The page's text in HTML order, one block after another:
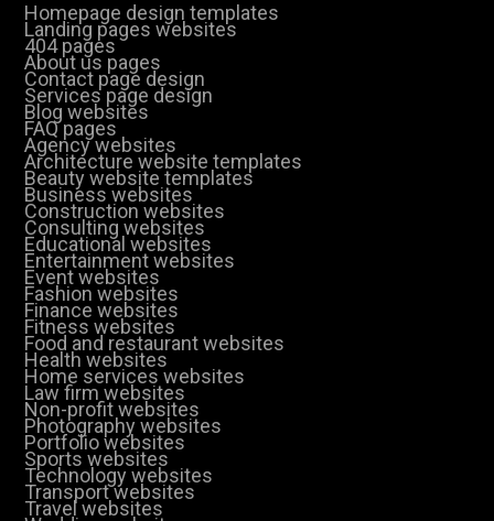
Homepage design templates
Landing pages websites
404 pages
About us pages
Contact page design
Services page design
Blog websites
FAQ pages
Agency websites
Architecture website templates
Beauty website templates
Business websites
Construction websites
Consulting websites
Educational websites
Entertainment websites
Event websites
Fashion websites
Finance websites
Fitness websites
Food and restaurant websites
Health websites
Home services websites
Law firm websites
Non-profit websites
Photography websites
Portfolio websites
Sports websites
Technology websites
Transport websites
Travel websites